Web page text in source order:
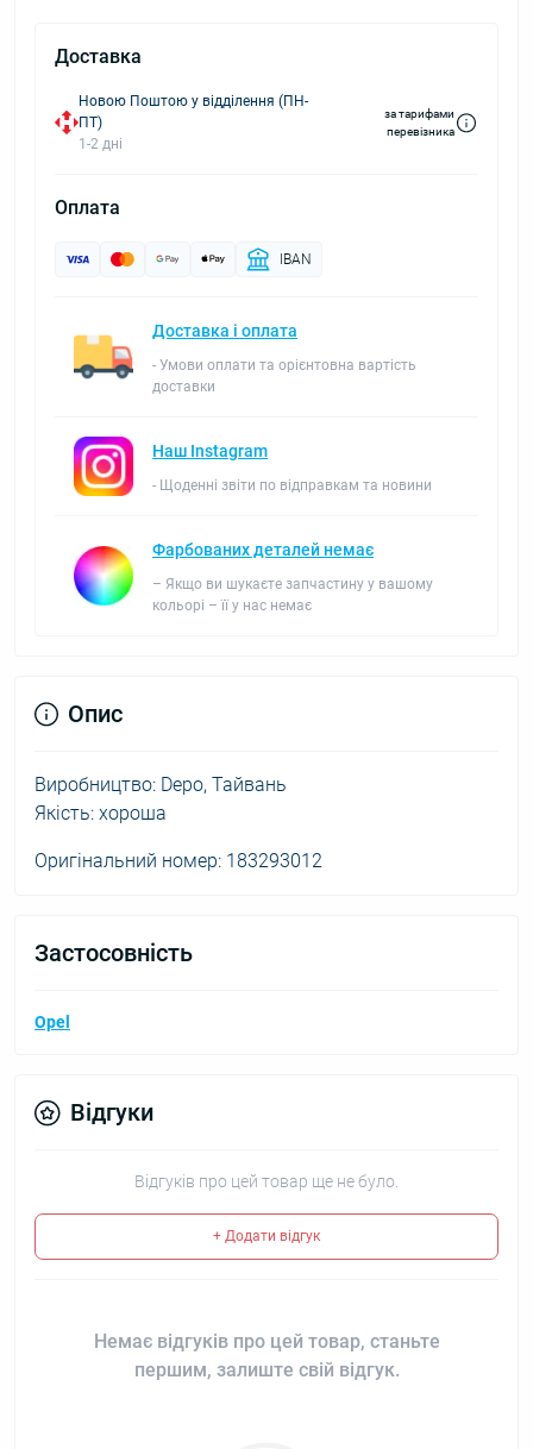
Доставка
Новою Поштою у відділення (ПН-
ПТ)
1-2 дні
за тарифами
перевізника
Оплата
IBAN
Доставка і оплата
- Умови оплати та орієнтовна вартість
доставки
Наш Instagram
- Щоденні звіти по відправкам та новини
Фарбованих деталей немає
– Якщо ви шукаєте запчастину у вашому
кольорі – її у нас немає
Опис
Виробництво: Depo, Тайвань
Якість: хороша
Оригінальний номер: 183293012
Застосовність
Opel
Відгуки
Відгуків про цей товар ще не було.
+ Додати відгук
Немає відгуків про цей товар, станьте
першим, залиште свій відгук.